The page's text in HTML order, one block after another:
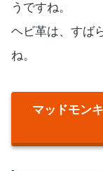
うですね。
ヘビ革は、すば
ね。
マッドモン